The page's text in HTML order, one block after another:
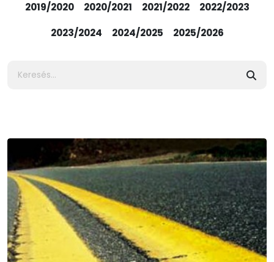
2019/2020
2020/2021 2021/2022
2022/2023
2023/2024
2024/2025 2025/2026